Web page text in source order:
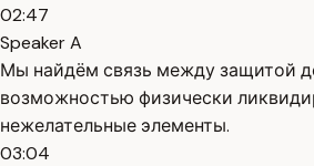
02:47
Speaker A
Мы найдём связь между защитой
возможностью физически
нежелательные элементы.
03:04